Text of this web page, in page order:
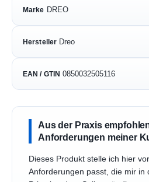
Marke DREO
Hersteller Dreo
EAN / GTIN 0850032505116
Aus der Praxis
Anforderungen meiner
Dieses Produkt stelle ich hier
Anforderungen passt, die mir in